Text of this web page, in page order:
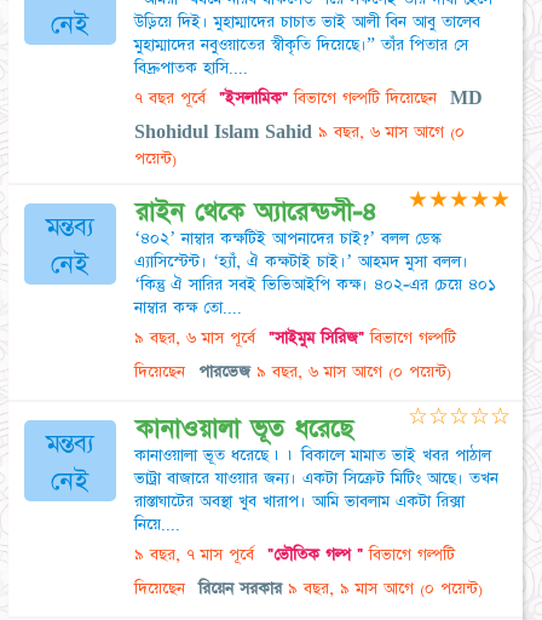
নেই
উড়িয়ে দিই। মুহাম্মাদের চাচাত ভাই আলী বিন আবু তালেব
মুহাম্মাদের নবুওয়াতের স্বীকৃতি দিয়েছে।” তাঁর পিতার সে
বিদ্রুপাতক হাসি....
৭ বছর পূর্বে "ইসলামিক"বিভাগে গল্পটি দিয়েছেন
MD
Shohidul Islam Sahid ৯ বছর, ৬ মাস আগে (০
পয়েন্ট)
মন্তব্য
নেই
রাইন থেকে অ্যারেন্ডসী-৪
‘৪০২’ নাম্বার কক্ষটিই আপনাদের চাই?’ বলল ডেস্ক
এ্যাসিস্টেন্ট। ‘হ্যাঁ, ঐ কক্ষটাই চাই।’ আহমদ মুসা বলল।
‘কিন্তু ঐ সারির সবই ভিভিআইপি কক্ষ। ৪০২-এর চেয়ে ৪০১
নাম্বার কক্ষ তো....
৯ বছর, ৬ মাস পূর্বে "সাইমুম সিরিজ"বিভাগে গল্পটি
দিয়েছেন
পারভেজ ৯ বছর, ৬ মাস আগে (০ পয়েন্ট)
★★★★★
মন্তব্য
নেই
কানাওয়ালা ভূত ধরেছে
কানাওয়ালা ভূত ধরেছে ৷ ৷ বিকালে মামাত ভাই খবর পাঠাল
ভাট্রা বাজারে যাওয়ার জন্য। একটা সিক্রেট মিটিং আছে। তখন
রাস্তাঘাটের অবস্থা খুব খারাপ। আমি ভাবলাম একটা রিক্সা
নিয়ে....
৯ বছর, ৭ মাস পূর্বে "ভৌতিক গল্প "বিভাগে গল্পটি
দিয়েছেন
রিয়েন সরকার ৯ বছর, ৯ মাস আগে (০ পয়েন্ট)
☆☆☆☆☆